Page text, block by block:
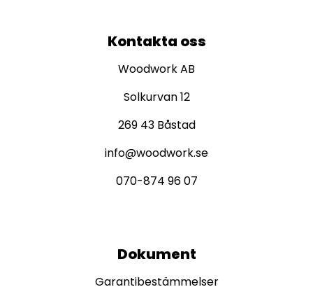
Kontakta oss
Woodwork AB
Solkurvan 12
269 43 Båstad
info@woodwork.se
070-874 96 07
Dokument
Garantibestämmelser